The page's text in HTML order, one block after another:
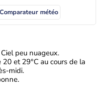
Comparateur météo
peu nuageux.
et 29°C au cours de la
midi.